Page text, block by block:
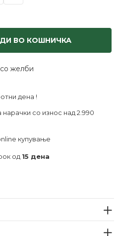
ВО КОШНИЧКА
со желби
дена !
нарачки со износ над 2.990
купување
од 15 дена